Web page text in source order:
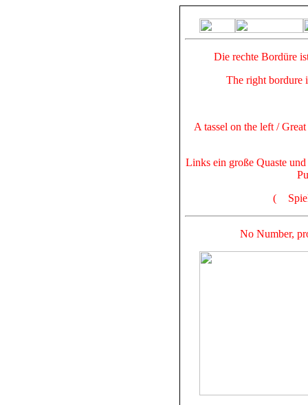
Die rechte Bordüre
The right bordure
A tassel on the left /
Links ein große Quaste
(
No Number,